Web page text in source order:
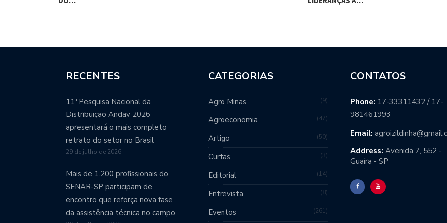
RECENTES
11ª Pesquisa Nacional da
Distribuição Andav 2026
apresentará o mais completo
retrato do setor no Brasil
29 de julho de 2026
Mais de 1.200 profissionais do
SENAR-SP participam de
encontro que reforça nova fase
da assistência técnica no campo
CATEGORIAS
Agro Minas 9
Agroeconomia 47
Artigo 50
Curtas 3
Editorial 14
Entrevista 8
Eventos 261
CONTATOS
Phone: 17-33311432 / 17-
981461993
Email:
Address: Avenida 7, 552 -
Guaíra - SP